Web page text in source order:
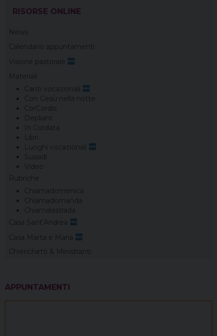
RISORSE ONLINE
News
Calendario appuntamenti
Visione pastorale
Materiali
Canti vocazionali
Con Gesù nella notte
CorCordis
Depliant
In Cordata
Libri
Luoghi vocazionali
Sussidi
Video
Rubriche
Chiamadomenica
Chiamadomanda
Chiamalastrada
Casa Sant’Andrea
Casa Marta e Maria
Chierichetti & Ministranti
APPUNTAMENTI